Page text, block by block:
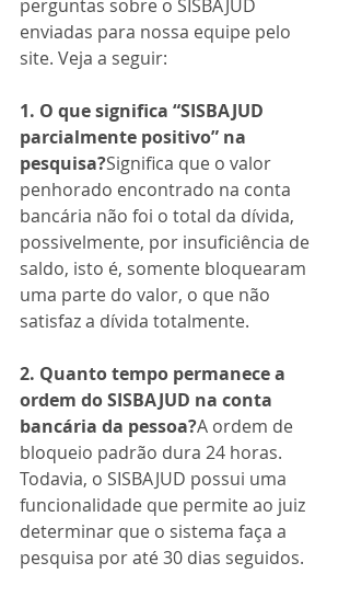
perguntas sobre o SISBAJUD
enviadas para nossa equipe pelo
site. Veja a seguir:
1. O que significa “SISBAJUD
parcialmente positivo” na
pesquisa?Significa que o valor
penhorado encontrado na conta
bancária não foi o total da dívida,
possivelmente, por insuficiência de
saldo, isto é, somente bloquearam
uma parte do valor, o que não
satisfaz a dívida totalmente.
2. Quanto tempo permanece a
ordem do SISBAJUD na conta
bancária da pessoa?A ordem de
bloqueio padrão dura 24 horas.
Todavia, o SISBAJUD possui uma
funcionalidade que permite ao juiz
determinar que o sistema faça a
pesquisa por até 30 dias seguidos.